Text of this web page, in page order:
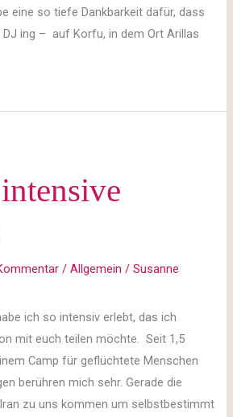
eine so tiefe Dankbarkeit dafür, dass
ing – auf Korfu, in dem Ort Arillas
/Allgemein /Susanne
ich so intensiv erlebt, das ich
mit euch teilen möchte. Seit 1,5
Camp für geflüchtete Menschen
berühren mich sehr. Gerade die
zu uns kommen um selbstbestimmt